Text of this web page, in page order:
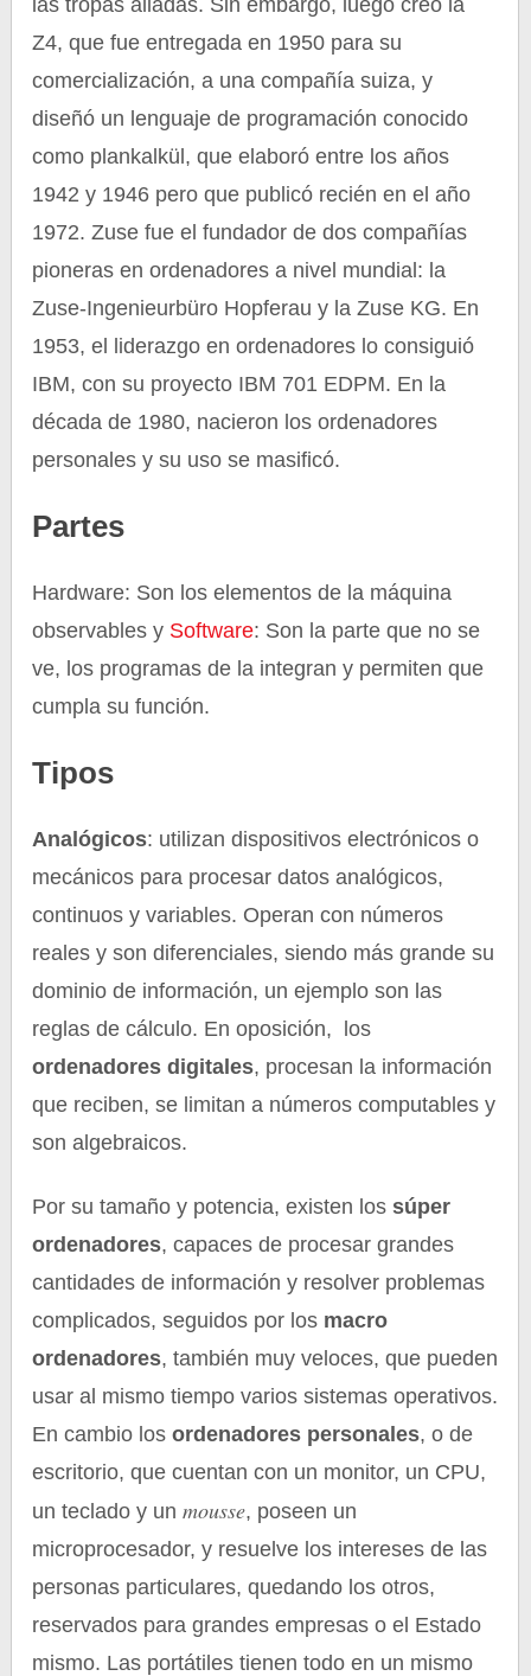
las tropas aliadas. Sin embargo, luego creó la
Z4, que fue entregada en 1950 para su
comercialización, a una compañía suiza, y
diseñó un lenguaje de programación conocido
como plankalkül, que elaboró entre los años
1942 y 1946 pero que publicó recién en el año
1972. Zuse fue el fundador de dos compañías
pioneras en ordenadores a nivel mundial: la
Zuse-Ingenieurbüro Hopferau y la Zuse KG. En
1953, el liderazgo en ordenadores lo consiguió
IBM, con su proyecto IBM 701 EDPM. En la
década de 1980, nacieron los ordenadores
personales y su uso se masificó.
Partes
Hardware: Son los elementos de la máquina
observables y Software: Son la parte que no se
ve, los programas de la integran y permiten que
cumpla su función.
Tipos
Analógicos: utilizan dispositivos electrónicos o
mecánicos para procesar datos analógicos,
continuos y variables. Operan con números
reales y son diferenciales, siendo más grande su
dominio de información, un ejemplo son las
reglas de cálculo. En oposición, los
ordenadores digitales, procesan la información
que reciben, se limitan a números computables y
son algebraicos.
Por su tamaño y potencia, existen lossúper
ordenadores, capaces de procesar grandes
cantidades de información y resolver problemas
complicados, seguidos por los macro
ordenadores, también muy veloces, que pueden
usar al mismo tiempo varios sistemas operativos.
En cambio losordenadores personales, o de
escritorio, que cuentan con un monitor, un CPU,
un teclado y unmousse, poseen un
microprocesador, y resuelve los intereses de las
personas particulares, quedando los otros,
reservados para grandes empresas o el Estado
mismo. Las portátiles tienen todo en un mismo